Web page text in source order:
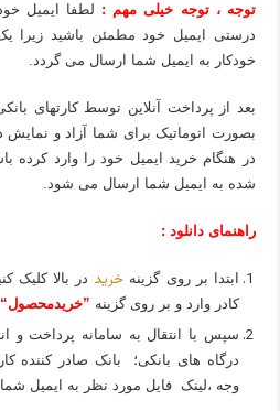
توجه ، توجه خیلی مهم : لطفا ایمیل
درستی ایمیل خود مطمئن باشید زیرا
خودکار به ایمیل شما ارسال می گردد.
بعد از پرداخت آنلاین توسط کارتهای
بصورت اتوماتیک برای شما آزاد و
در هنگام خرید ایمیل خود را وارد کرده
شده به ایمیل شما ارسال می شود.
راهنمای دانلود :
ابتدا بر روی گزینه خرید در بالا کلیک
کادر وارد و بر روی گزینه ”خریدمحصول“
سپس با انتقال به سامانه پرداخت و
درگاه های بانکی؛ بانک صادر کننده
وجه ،لینک فایل مورد نظر به ایمیل